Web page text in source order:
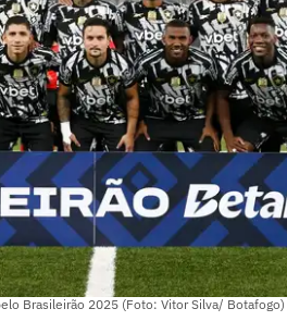
Brasileirão 2025 (Foto: Vitor Silva/ Botafogo)